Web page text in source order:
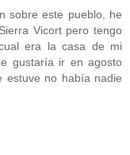
sobre este pueblo, he
Vicort pero tengo
era la casa de mi
gustaría ir en agosto
estuve no había nadie